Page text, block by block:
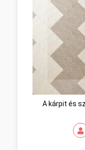
A kárpit és